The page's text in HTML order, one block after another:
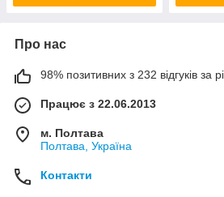
Про нас
98% позитивних з 232 відгуків за
Працює з 22.06.2013
м. Полтава
Полтава, Україна
Контакти